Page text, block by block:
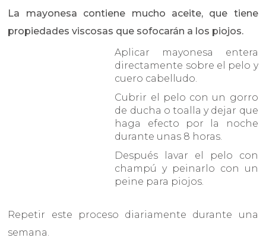
La mayonesa contiene mucho aceite, que tiene
propiedades viscosas que sofocarán a los piojos.
Aplicar mayonesa entera
directamente sobre el pelo y
cuero cabelludo.
Cubrir el pelo con un gorro
de ducha o toalla y dejar que
haga efecto por la noche
durante unas 8 horas.
Después lavar el pelo con
champú y peinarlo con un
peine para piojos.
Repetir este proceso diariamente durante una
semana.